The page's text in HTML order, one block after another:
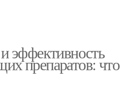
эффективность
препаратов: что